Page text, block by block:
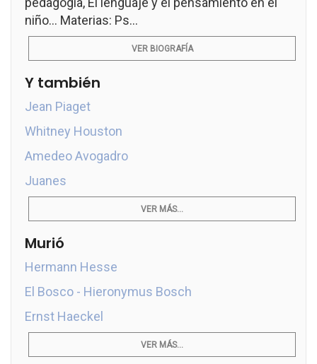
niño... Materias: Ps...
VER BIOGRAFÍA
Y también
Jean Piaget
Whitney Houston
Amedeo Avogadro
Juanes
VER MÁS...
Murió
Hermann Hesse
El Bosco - Hieronymus Bosch
Ernst Haeckel
VER MÁS...